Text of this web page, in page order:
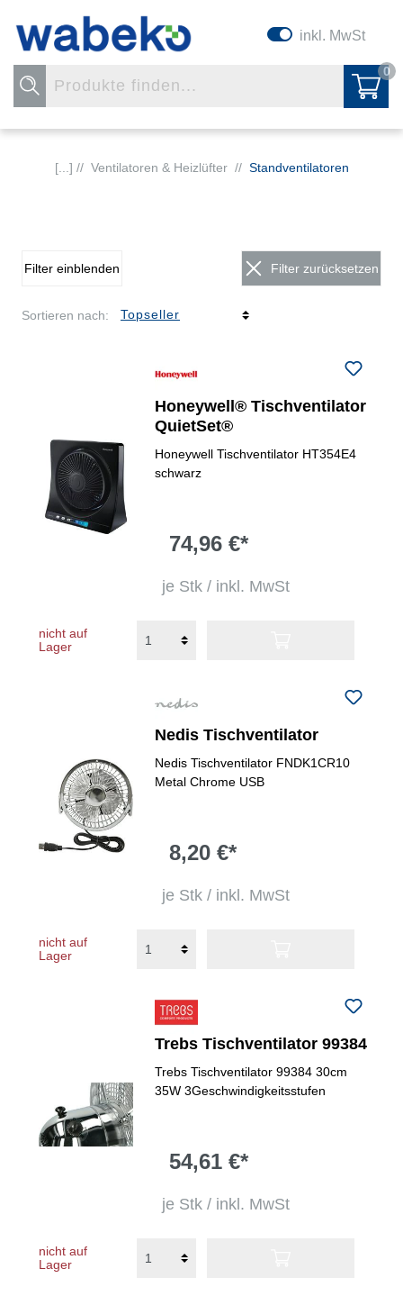
inkl. MwSt
0
[...] // Ventilatoren & Heizlüfter // Standventilatoren
Filter einblenden Filter zurücksetzen
Sortieren nach:
Honeywell® Tischventilator
QuietSet®
Honeywell Tischventilator HT354E4
schwarz
74,96 €*
je Stk / inkl. MwSt
nicht auf
Lager
Nedis Tischventilator
Nedis Tischventilator FNDK1CR10
Metal Chrome USB
8,20 €*
je Stk / inkl. MwSt
nicht auf
Lager
Trebs Tischventilator 99384
Trebs Tischventilator 99384 30cm
35W 3Geschwindigkeitsstufen
54,61 €*
je Stk / inkl. MwSt
nicht auf
Lager